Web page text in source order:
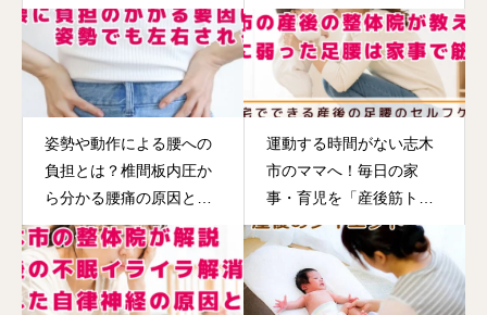
姿勢や動作による腰への
負担とは？椎間板内圧か
ら分かる腰痛の原因と対
策
運動する時間がない志木
市のママへ！毎日の家
事・育児を「産後筋ト
レ」に変える簡単メソッ